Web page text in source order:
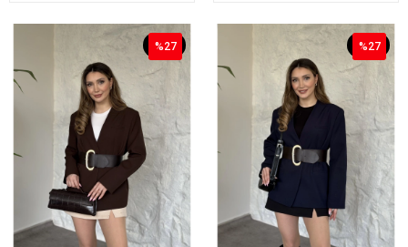
%27
%27 %27
%27